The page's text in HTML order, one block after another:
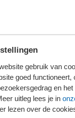
gebruik van
goed
en
uitleg lees je in
lezen over de
voor jou van